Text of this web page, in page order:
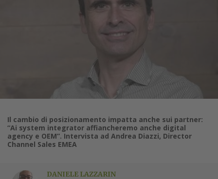
Il cambio di posizionamento impatta anche sui partner:
“Ai system integrator affiancheremo anche digital
agency e OEM”. Intervista ad Andrea Diazzi, Director
Channel Sales EMEA
DANIELE LAZZARIN